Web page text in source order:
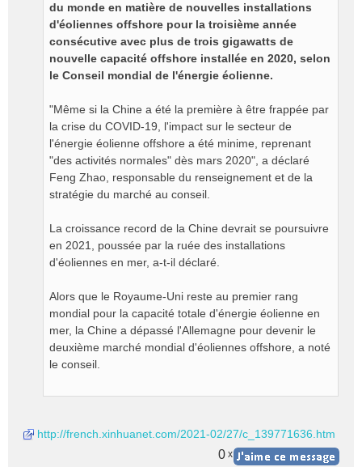
du monde en matière de nouvelles installations
d'éoliennes offshore pour la troisième année
consécutive avec plus de trois gigawatts de
nouvelle capacité offshore installée en 2020, selon
le Conseil mondial de l'énergie éolienne.
"Même si la Chine a été la première à être frappée par
la crise du COVID-19, l'impact sur le secteur de
l'énergie éolienne offshore a été minime, reprenant
"des activités normales" dès mars 2020", a déclaré
Feng Zhao, responsable du renseignement et de la
stratégie du marché au conseil.
La croissance record de la Chine devrait se poursuivre
en 2021, poussée par la ruée des installations
d'éoliennes en mer, a-t-il déclaré.
Alors que le Royaume-Uni reste au premier rang
mondial pour la capacité totale d'énergie éolienne en
mer, la Chine a dépassé l'Allemagne pour devenir le
deuxième marché mondial d'éoliennes offshore, a noté
le conseil.
http://french.xinhuanet.com/2021-02/27/c_139771636.htm
0 x